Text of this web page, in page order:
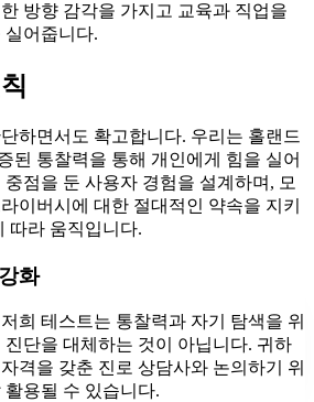
방향 감각을 가지고 교육과 직업을
실어줍니다.
하면서도 확고합니다. 우리는 홀랜드
된 통찰력을 통해 개인에게 힘을 실어
점을 둔 사용자 경험을 설계하며, 모
이버시에 대한 절대적인 약속을 지키
따라 움직입니다.
화
희 테스트는 통찰력과 자기 탐색을 위
단을 대체하는 것이 아닙니다. 귀하
격을 갖춘 진로 상담사와 논의하기 위
용될 수 있습니다.